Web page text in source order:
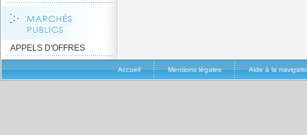
APPELS D'OFFRES
Accueil Mentions légales Aide à la